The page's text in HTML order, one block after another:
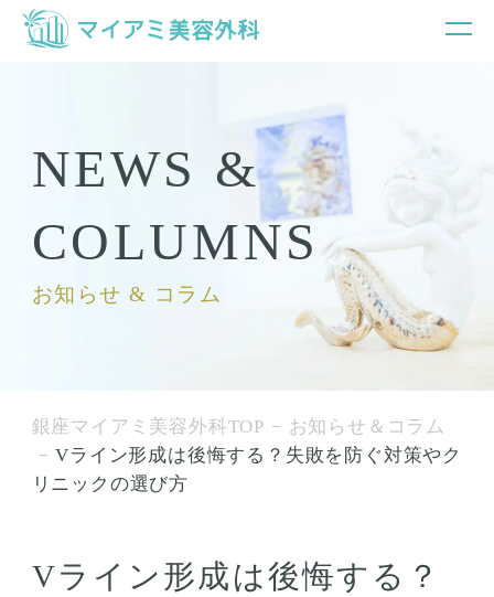
NEWS &
COLUMNS
お知らせ & コラム
銀座マイアミ美容外科TOP
お知らせ＆コラム
Vライン形成は後悔する？失敗を防ぐ対策やク
リニックの選び方
Vライン形成は後悔する？